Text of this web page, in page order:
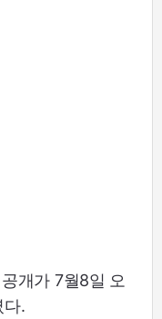
개가 7월8일 오
다.